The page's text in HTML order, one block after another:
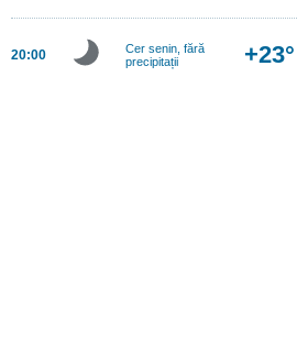
20:00
Cer senin, fără
precipitații
+23°